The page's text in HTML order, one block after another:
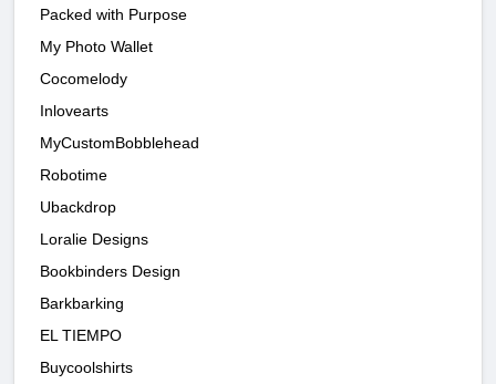
Packed with Purpose
My Photo Wallet
Cocomelody
Inlovearts
MyCustomBobblehead
Robotime
Ubackdrop
Loralie Designs
Bookbinders Design
Barkbarking
EL TIEMPO
Buycoolshirts